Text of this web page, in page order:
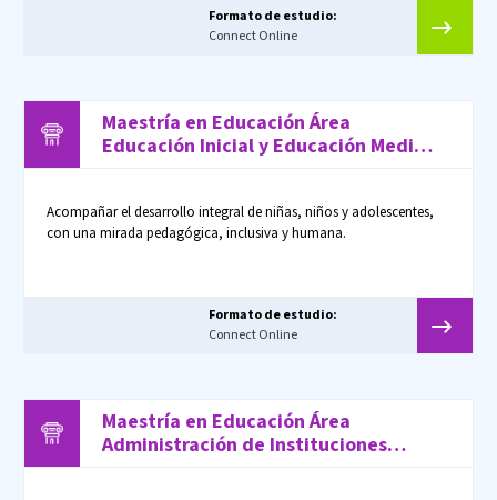
Formato de estudio:
Connect Online
Maestría en Educación Área
Educación Inicial y Educación Media /
Acompañar el desarrollo integral de niñas, niños y adolescentes,
con una mirada pedagógica, inclusiva y humana.
Formato de estudio:
Connect Online
Maestría en Educación Área
Administración de Instituciones